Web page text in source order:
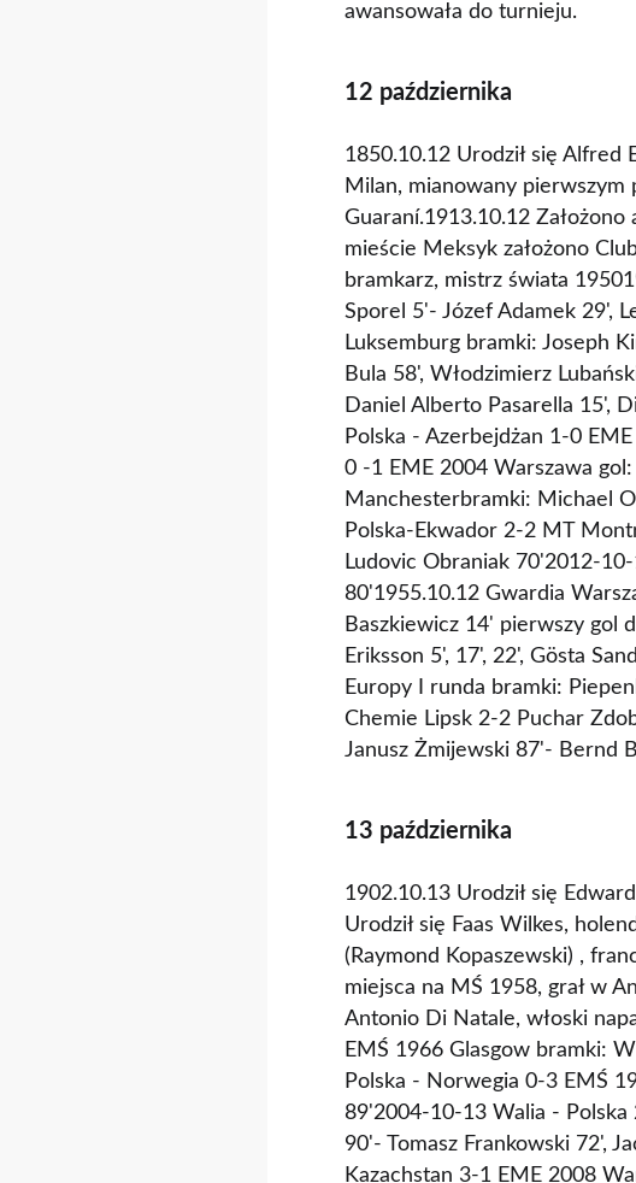
awansowała do turnieju.
12 października
1850.10.12 Urodził się Alfred
Milan, mianowany pierwszym
Guaraní.1913.10.12
mieście Meksyk założono
bramkarz, mistrz świata
Sporel 5'- Józef Adamek 29',
Luksemburg bramki: Joseph
Bula 58', Włodzimierz
Daniel Alberto Pasarella 15',
Polska - Azerbejdżan 1-0
0 -1 EME 2004 Warszawa
Manchesterbramki: Michael
Polska-Ekwador 2-2 MT
Ludovic Obraniak 70'2012-
80'1955.10.12 Gwardia
Baszkiewicz 14' pierwszy gol
Eriksson 5', 17', 22', Gösta
Europy I runda bramki:
Chemie Lipsk 2-2 Puchar
Janusz Żmijewski 87'- Bernd
13 października
1902.10.13 Urodził się
Urodził się Faas Wilkes,
(Raymond Kopaszewski) ,
miejsca na MŚ 1958, grał w
Antonio Di Natale, włoski
EMŚ 1966 Glasgow bramki:
Polska - Norwegia 0-3 EMŚ
89'2004-10-13 Walia - Polska
90'- Tomasz Frankowski 72',
Kazachstan 3-1 EME 2008